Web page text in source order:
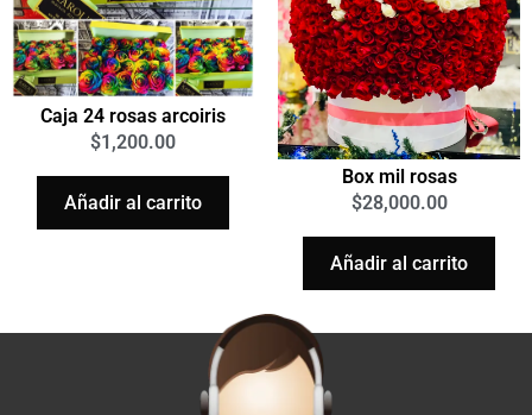
Caja 24 rosas arcoiris
$1,200.00
Añadir al carrito
Box mil rosas
$28,000.00
Añadir al carrito